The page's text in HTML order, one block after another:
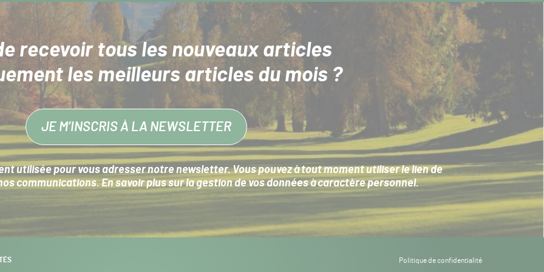
recevoir tous les nouveaux articles
les meilleurs articles du mois ?
JE M’INSCRIS À LA NEWSLETTER
utilisée pour vous adresser notre newsletter. Vous pouvez à tout moment utiliser le lien de
communications. En savoir plus sur lagestion de vos données à caractère personnel.
Politique de confidentialité